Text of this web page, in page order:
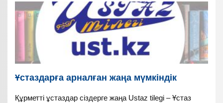
Ұстаздарға арналған жаңа мүмкіндік
Құрметті ұстаздар сіздерге жаңа Ustaz tilegi – Ұстаз